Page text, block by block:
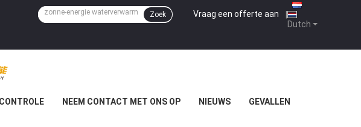
Dutch
Vraag een offerte aan |
Zoek
NEEM CONTACT MET ONS OP NIEUWS GEVALLEN